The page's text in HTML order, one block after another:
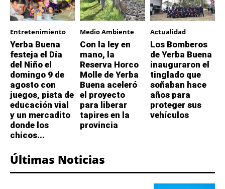
Entretenimiento
Yerba Buena
festeja el Día
del Niño el
domingo 9 de
agosto con
juegos, pista de
educación vial
y un mercadito
donde los
chicos...
Medio Ambiente
Con la ley en
mano, la
Reserva Horco
Molle de Yerba
Buena aceleró
el proyecto
para liberar
tapires en la
provincia
Actualidad
Los Bomberos
de Yerba Buena
inauguraron el
tinglado que
soñaban hace
años para
proteger sus
vehículos
Últimas Noticias